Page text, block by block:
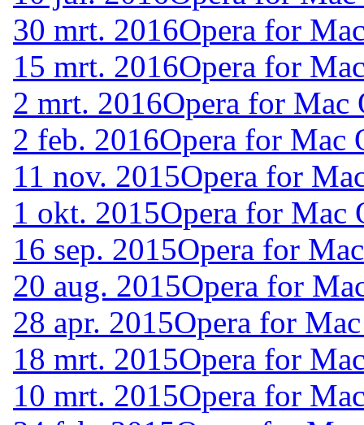
30 mrt. 2016Opera for
15 mrt. 2016Opera for
2 mrt. 2016Opera for Mac
2 feb. 2016Opera for Mac
11 nov. 2015Opera for
1 okt. 2015Opera for Mac
16 sep. 2015Opera for
20 aug. 2015Opera for
28 apr. 2015Opera for
18 mrt. 2015Opera for
10 mrt. 2015Opera for